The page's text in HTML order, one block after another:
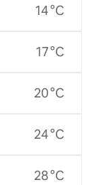
14 °C
17 °C
20 °C
24 °C
28 °C